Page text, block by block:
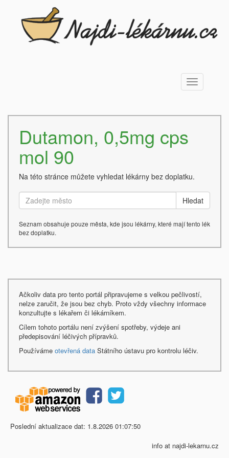
Toggle
navigation
Dutamon, 0,5mg cps
mol 90
Na této stránce můžete vyhledat lékárny bez doplatku.
Hledat
Seznam obsahuje pouze města, kde jsou lékárny, které mají tento lék
bez doplatku.
Ačkoliv data pro tento portál připravujeme s velkou pečlivostí,
nelze zaručit, že jsou bez chyb. Proto vždy všechny informace
konzultujte s lékařem či lékárníkem.
Cílem tohoto portálu není zvýšení spotřeby, výdeje ani
předepisování léčivých přípravků.
Používáme otevřená data Státního ústavu pro kontrolu léčiv.
Poslední aktualizace dat: 1.8.2026 01:07:50
info at najdi-lekarnu.cz